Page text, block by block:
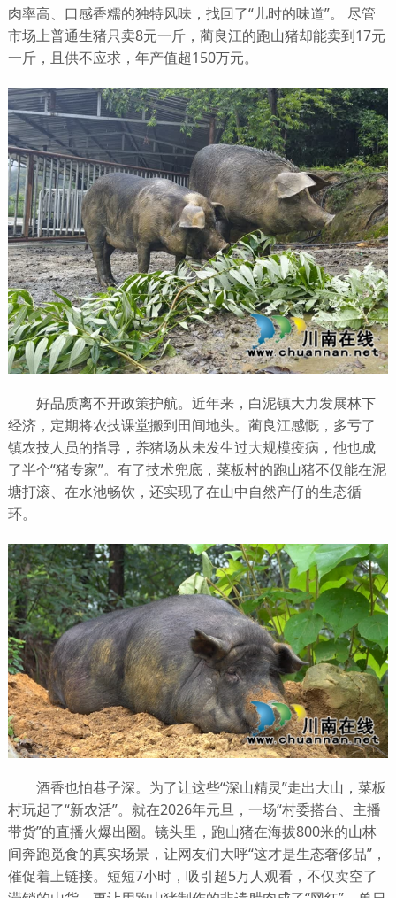
肉率高、口感香糯的独特风味，找回了“儿时的味道”。 尽管
市场上普通生猪只卖8元一斤，蔺良江的跑山猪却能卖到17元
一斤，且供不应求，年产值超150万元。
好品质离不开政策护航。近年来，白泥镇大力发展林下
经济，定期将农技课堂搬到田间地头。蔺良江感慨，多亏了
镇农技人员的指导，养猪场从未发生过大规模疫病，他也成
了半个“猪专家”。有了技术兜底，菜板村的跑山猪不仅能在泥
塘打滚、在水池畅饮，还实现了在山中自然产仔的生态循
环。
酒香也怕巷子深。为了让这些“深山精灵”走出大山，菜板
村玩起了“新农活”。就在2026年元旦，一场“村委搭台、主播
带货”的直播火爆出圈。镜头里，跑山猪在海拔800米的山林
间奔跑觅食的真实场景，让网友们大呼“这才是生态奢侈品”，
催促着上链接。短短7小时，吸引超5万人观看，不仅卖空了